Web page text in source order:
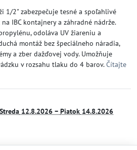
1/2" zabezpečuje tesné a spoľahlivé
IBC kontajnery a záhradné nádrže.
odoláva UV žiareniu a
montáž bez špeciálneho náradia,
a zber dažďovej vody. Umožňuje
v rozsahu tlaku do 4 barov.Čítajte
Streda 12.8.2026 − Piatok 14.8.2026